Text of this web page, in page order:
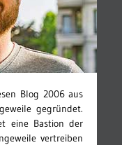
Blog 2006 aus
gegründet.
eine Bastion der
vertreiben